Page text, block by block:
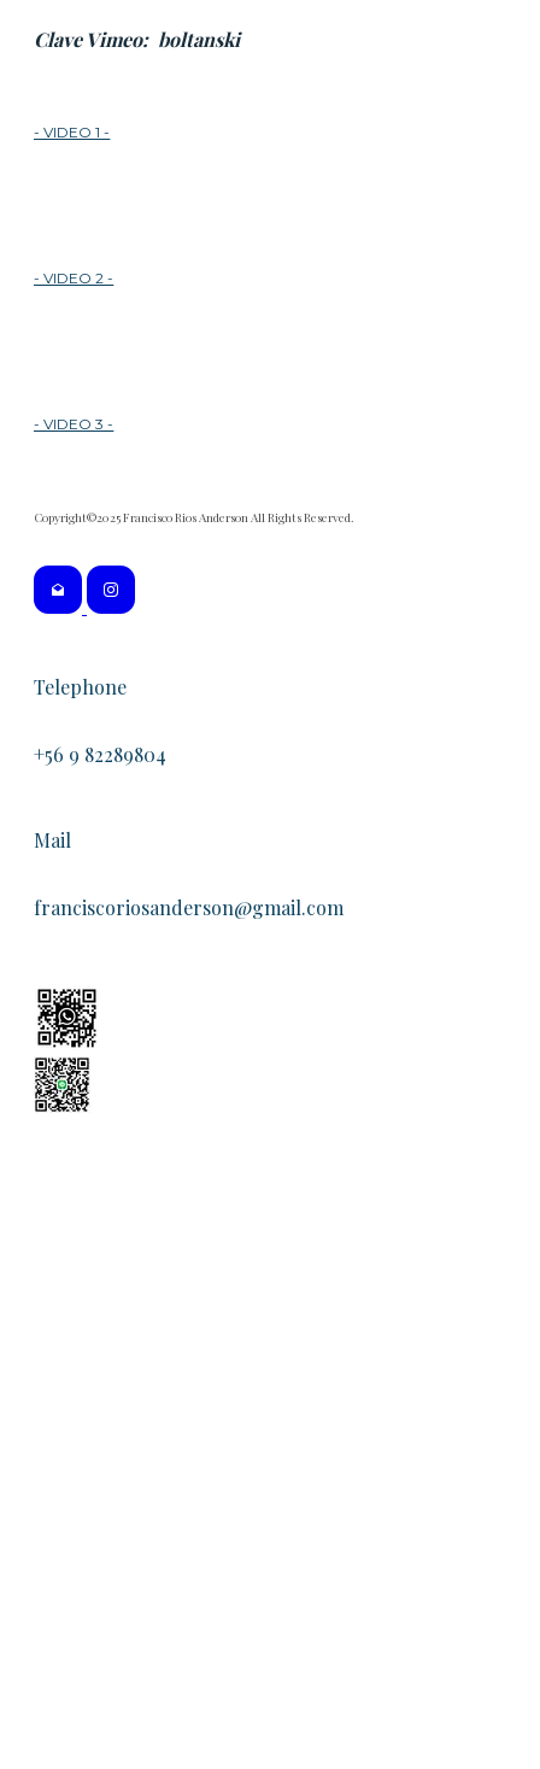
Clave Vimeo: boltanski
- VIDEO 1 -
- VIDEO 2 -
- VIDEO 3 -
Copyright©2025 Francisco Rios Anderson All Rights Reserved.
Telephone
+56 9 82289804
Mail
franciscoriosanderson@gmail.com